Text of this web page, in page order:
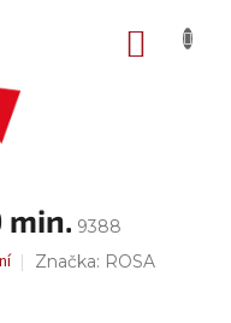
min. 9388
Značka: ROSA